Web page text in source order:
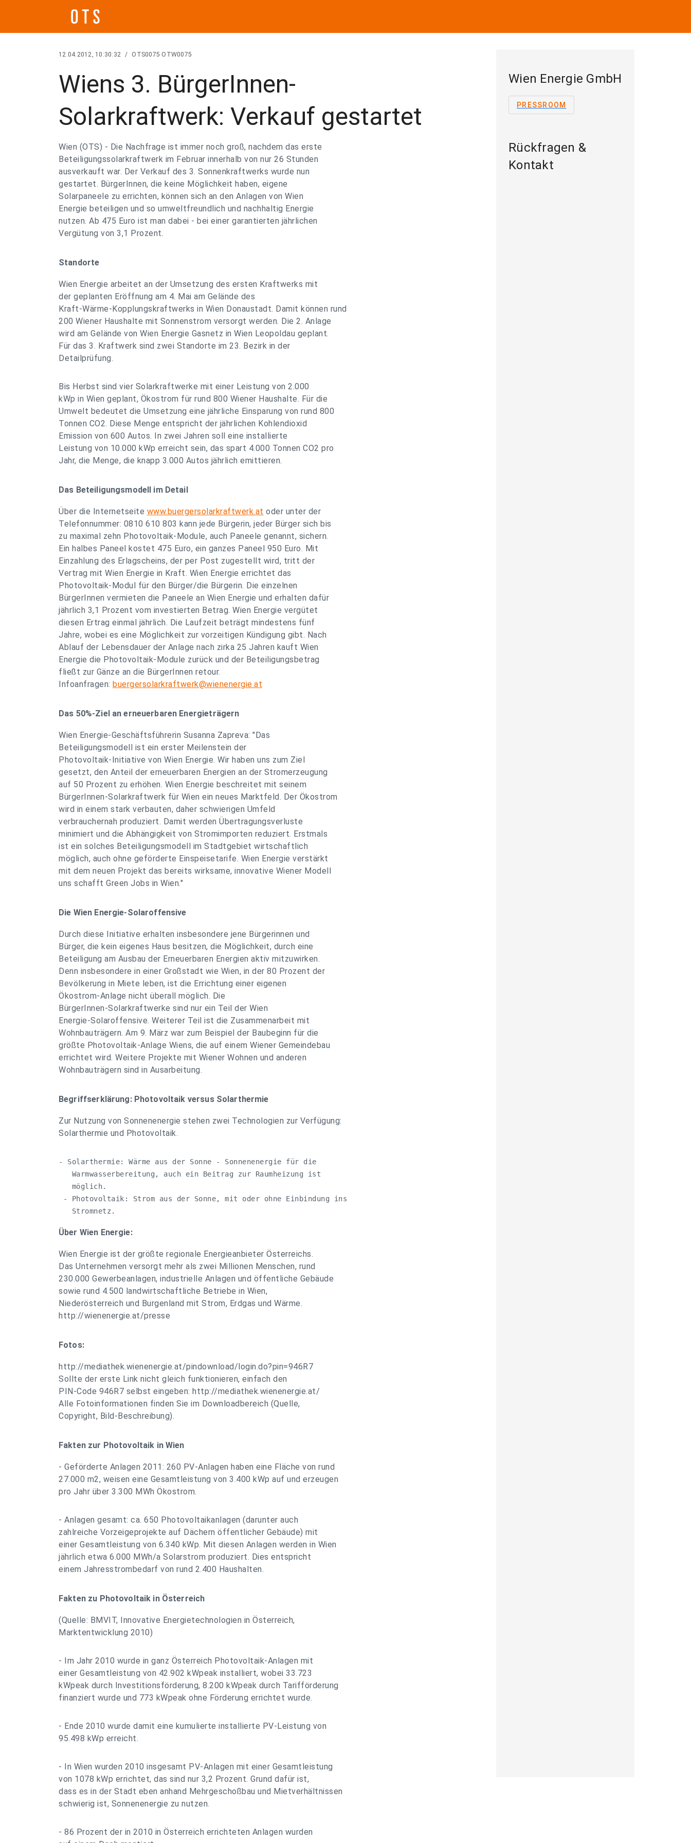
12.04.2012, 10:30:32 / OTS0075 OTW0075
Wiens 3. BürgerInnen-
Solarkraftwerk: Verkauf gestartet
Wien (OTS) - Die Nachfrage ist immer noch groß, nachdem das erste
Beteiligungssolarkraftwerk im Februar innerhalb von nur 26 Stunden
ausverkauft war. Der Verkauf des 3. Sonnenkraftwerks wurde nun
gestartet. BürgerInnen, die keine Möglichkeit haben, eigene
Solarpaneele zu errichten, können sich an den Anlagen von Wien
Energie beteiligen und so umweltfreundlich und nachhaltig Energie
nutzen. Ab 475 Euro ist man dabei - bei einer garantierten jährlichen
Vergütung von 3,1 Prozent.
Standorte
Wien Energie arbeitet an der Umsetzung des ersten Kraftwerks mit
der geplanten Eröffnung am 4. Mai am Gelände des
Kraft-Wärme-Kopplungskraftwerks in Wien Donaustadt. Damit können rund
200 Wiener Haushalte mit Sonnenstrom versorgt werden. Die 2. Anlage
wird am Gelände von Wien Energie Gasnetz in Wien Leopoldau geplant.
Für das 3. Kraftwerk sind zwei Standorte im 23. Bezirk in der
Detailprüfung.
Bis Herbst sind vier Solarkraftwerke mit einer Leistung von 2.000
kWp in Wien geplant, Ökostrom für rund 800 Wiener Haushalte. Für die
Umwelt bedeutet die Umsetzung eine jährliche Einsparung von rund 800
Tonnen CO2. Diese Menge entspricht der jährlichen Kohlendioxid
Emission von 600 Autos. In zwei Jahren soll eine installierte
Leistung von 10.000 kWp erreicht sein, das spart 4.000 Tonnen CO2 pro
Jahr, die Menge, die knapp 3.000 Autos jährlich emittieren.
Das Beteiligungsmodell im Detail
Über die Internetseite www.buergersolarkraftwerk.at oder unter der
Telefonnummer: 0810 610 803 kann jede Bürgerin, jeder Bürger sich bis
zu maximal zehn Photovoltaik-Module, auch Paneele genannt, sichern.
Ein halbes Paneel kostet 475 Euro, ein ganzes Paneel 950 Euro. Mit
Einzahlung des Erlagscheins, der per Post zugestellt wird, tritt der
Vertrag mit Wien Energie in Kraft. Wien Energie errichtet das
Photovoltaik-Modul für den Bürger/die Bürgerin. Die einzelnen
BürgerInnen vermieten die Paneele an Wien Energie und erhalten dafür
jährlich 3,1 Prozent vom investierten Betrag. Wien Energie vergütet
diesen Ertrag einmal jährlich. Die Laufzeit beträgt mindestens fünf
Jahre, wobei es eine Möglichkeit zur vorzeitigen Kündigung gibt. Nach
Ablauf der Lebensdauer der Anlage nach zirka 25 Jahren kauft Wien
Energie die Photovoltaik-Module zurück und der Beteiligungsbetrag
fließt zur Gänze an die BürgerInnen retour.
Infoanfragen: buergersolarkraftwerk@wienenergie.at
Das 50%-Ziel an erneuerbaren Energieträgern
Wien Energie-Geschäftsführerin Susanna Zapreva: "Das
Beteiligungsmodell ist ein erster Meilenstein der
Photovoltaik-Initiative von Wien Energie. Wir haben uns zum Ziel
gesetzt, den Anteil der erneuerbaren Energien an der Stromerzeugung
auf 50 Prozent zu erhöhen. Wien Energie beschreitet mit seinem
BürgerInnen-Solarkraftwerk für Wien ein neues Marktfeld. Der Ökostrom
wird in einem stark verbauten, daher schwierigen Umfeld
verbrauchernah produziert. Damit werden Übertragungsverluste
minimiert und die Abhängigkeit von Stromimporten reduziert. Erstmals
ist ein solches Beteiligungsmodell im Stadtgebiet wirtschaftlich
möglich, auch ohne geförderte Einspeisetarife. Wien Energie verstärkt
mit dem neuen Projekt das bereits wirksame, innovative Wiener Modell
uns schafft Green Jobs in Wien."
Die Wien Energie-Solaroffensive
Durch diese Initiative erhalten insbesondere jene Bürgerinnen und
Bürger, die kein eigenes Haus besitzen, die Möglichkeit, durch eine
Beteiligung am Ausbau der Erneuerbaren Energien aktiv mitzuwirken.
Denn insbesondere in einer Großstadt wie Wien, in der 80 Prozent der
Bevölkerung in Miete leben, ist die Errichtung einer eigenen
Ökostrom-Anlage nicht überall möglich. Die
BürgerInnen-Solarkraftwerke sind nur ein Teil der Wien
Energie-Solaroffensive. Weiterer Teil ist die Zusammenarbeit mit
Wohnbauträgern. Am 9. März war zum Beispiel der Baubeginn für die
größte Photovoltaik-Anlage Wiens, die auf einem Wiener Gemeindebau
errichtet wird. Weitere Projekte mit Wiener Wohnen und anderen
Wohnbauträgern sind in Ausarbeitung.
Begriffserklärung: Photovoltaik versus Solarthermie
Zur Nutzung von Sonnenenergie stehen zwei Technologien zur Verfügung:
Solarthermie und Photovoltaik.
- Solarthermie: Wärme aus der Sonne - Sonnenenergie für die
   Warmwasserbereitung, auch ein Beitrag zur Raumheizung ist
   möglich.
- Photovoltaik: Strom aus der Sonne, mit oder ohne Einbindung ins
   Stromnetz.
Über Wien Energie:
Wien Energie ist der größte regionale Energieanbieter Österreichs.
Das Unternehmen versorgt mehr als zwei Millionen Menschen, rund
230.000 Gewerbeanlagen, industrielle Anlagen und öffentliche Gebäude
sowie rund 4.500 landwirtschaftliche Betriebe in Wien,
Niederösterreich und Burgenland mit Strom, Erdgas und Wärme.
http://wienenergie.at/presse
Fotos:
http://mediathek.wienenergie.at/pindownload/login.do?pin=946R7
Sollte der erste Link nicht gleich funktionieren, einfach den
PIN-Code 946R7 selbst eingeben: http://mediathek.wienenergie.at/
Alle Fotoinformationen finden Sie im Downloadbereich (Quelle,
Copyright, Bild-Beschreibung).
Fakten zur Photovoltaik in Wien
- Geförderte Anlagen 2011: 260 PV-Anlagen haben eine Fläche von rund
27.000 m2, weisen eine Gesamtleistung von 3.400 kWp auf und erzeugen
pro Jahr über 3.300 MWh Ökostrom.
- Anlagen gesamt: ca. 650 Photovoltaikanlagen (darunter auch
zahlreiche Vorzeigeprojekte auf Dächern öffentlicher Gebäude) mit
einer Gesamtleistung von 6.340 kWp. Mit diesen Anlagen werden in Wien
jährlich etwa 6.000 MWh/a Solarstrom produziert. Dies entspricht
einem Jahresstrombedarf von rund 2.400 Haushalten.
Fakten zu Photovoltaik in Österreich
(Quelle: BMVIT, Innovative Energietechnologien in Österreich,
Marktentwicklung 2010)
- Im Jahr 2010 wurde in ganz Österreich Photovoltaik-Anlagen mit
einer Gesamtleistung von 42.902 kWpeak installiert, wobei 33.723
kWpeak durch Investitionsförderung, 8.200 kWpeak durch Tarifförderung
finanziert wurde und 773 kWpeak ohne Förderung errichtet wurde.
- Ende 2010 wurde damit eine kumulierte installierte PV-Leistung von
95.498 kWp erreicht.
- In Wien wurden 2010 insgesamt PV-Anlagen mit einer Gesamtleistung
von 1078 kWp errichtet, das sind nur 3,2 Prozent. Grund dafür ist,
dass es in der Stadt eben anhand Mehrgeschoßbau und Mietverhältnissen
schwierig ist, Sonnenenergie zu nutzen.
- 86 Prozent der in 2010 in Österreich errichteten Anlagen wurden
Wien Energie GmbH
PRESSROOM
Rückfragen &
Kontakt